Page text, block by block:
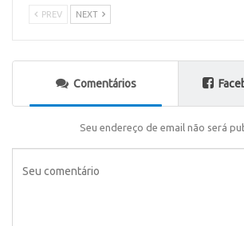
PREV NEXT
Comentários
Seu endereço de email não será